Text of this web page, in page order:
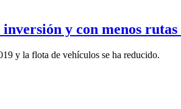
y con menos
y la flota de vehículos se ha reducido.